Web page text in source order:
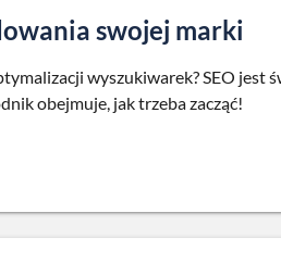
swojej marki
wyszukiwarek? SEO jest
obejmuje, jak trzeba zacząć!